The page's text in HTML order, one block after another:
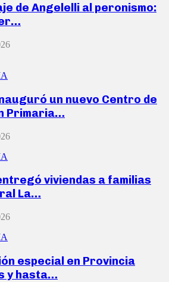
de Angelelli al peronismo:
un nuevo Centro de
Primaria…
viviendas a familias
La…
especial en Provincia
y hasta…